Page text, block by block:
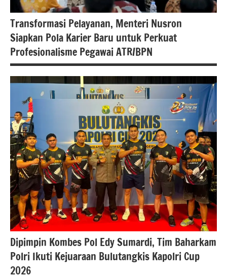
Transformasi Pelayanan, Menteri Nusron
Siapkan Pola Karier Baru untuk Perkuat
Profesionalisme Pegawai ATR/BPN
#atrbpn
#berita
nasional
#Kementerian
ATR/BPN
#Kementerian
ATR/BPN RI
#Kementerian
Atrbpnri
#kementerianatrbpn
#kementerianatrbpnri
Dipimpin Kombes Pol Edy Sumardi, Tim Baharkam
Polri Ikuti Kejuaraan Bulutangkis Kapolri Cup
2026